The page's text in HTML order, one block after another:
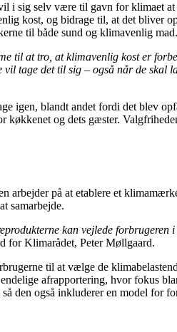
i sig selv være til gavn for klimaet
kost, og bidrage til, at det bliver
til både sund og klimavenlig mad.
til at tro, at klimavenlig kost er
tage det til sig – også når de skal
igen, blandt andet fordi det blev
køkkenet og dets gæster.
arbejder på at etablere et
samarbejde.
kan vejlede forbrugeren
for Klimarådet, Peter Møllgaard.
til at vælge de
afrapportering, hvor fokus
den også inkluderer en model for